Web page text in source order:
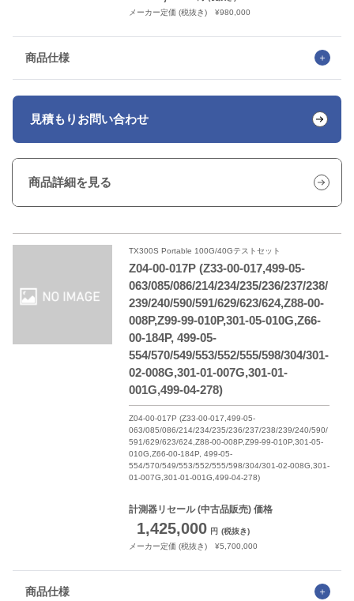
メーカー定価 (税抜き) ¥980,000
商品仕様
見積もり お問い合わせ
商品詳細を見る
TX300S Portable 100G/40Gテストセット
Z04-00-017P (Z33-00-017,499-05-
063/085/086/214/234/235/236/237/238/
239/240/590/591/629/623/624,Z88-00-
008P,Z99-99-010P,301-05-010G,Z66-
00-184P, 499-05-
554/570/549/553/552/555/598/304/301-
02-008G,301-01-007G,301-01-
001G,499-04-278)
Z04-00-017P (Z33-00-017,499-05-
063/085/086/214/234/235/236/237/238/239/240/590/
591/629/623/624,Z88-00-008P,Z99-99-010P,301-05-
010G,Z66-00-184P, 499-05-
554/570/549/553/552/555/598/304/301-02-008G,301-
01-007G,301-01-001G,499-04-278)
計測器リセール(中古品販売) 価格
1,425,000 円 (税抜き)
メーカー定価 (税抜き) ¥5,700,000
商品仕様